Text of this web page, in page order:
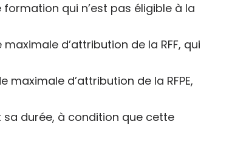
formation qui n’est pas éligible à la
d’attribution de la RFF, qui
d’attribution de la RFPE,
sa durée, à condition que cette